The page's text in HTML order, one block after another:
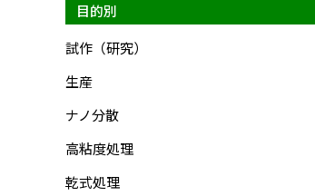
目的別
試作（研究）
生産
ナノ分散
高粘度処理
乾式処理